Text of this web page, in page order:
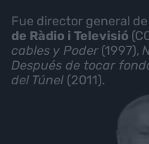
Fue director general de
de Ràdio i Televisió
cables y Poder (1997),
Después de tocar
del Túnel (2011).